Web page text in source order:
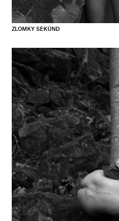
ZLOMKY SEKÚND